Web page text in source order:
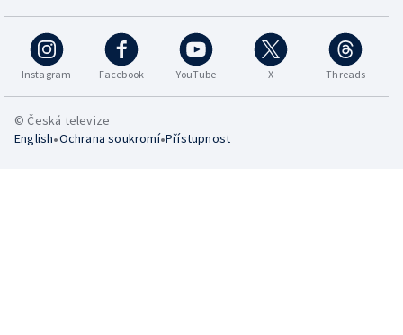
Instagram Facebook YouTube X Threads
© Česká televize
English•Ochrana soukromí•Přístupnost